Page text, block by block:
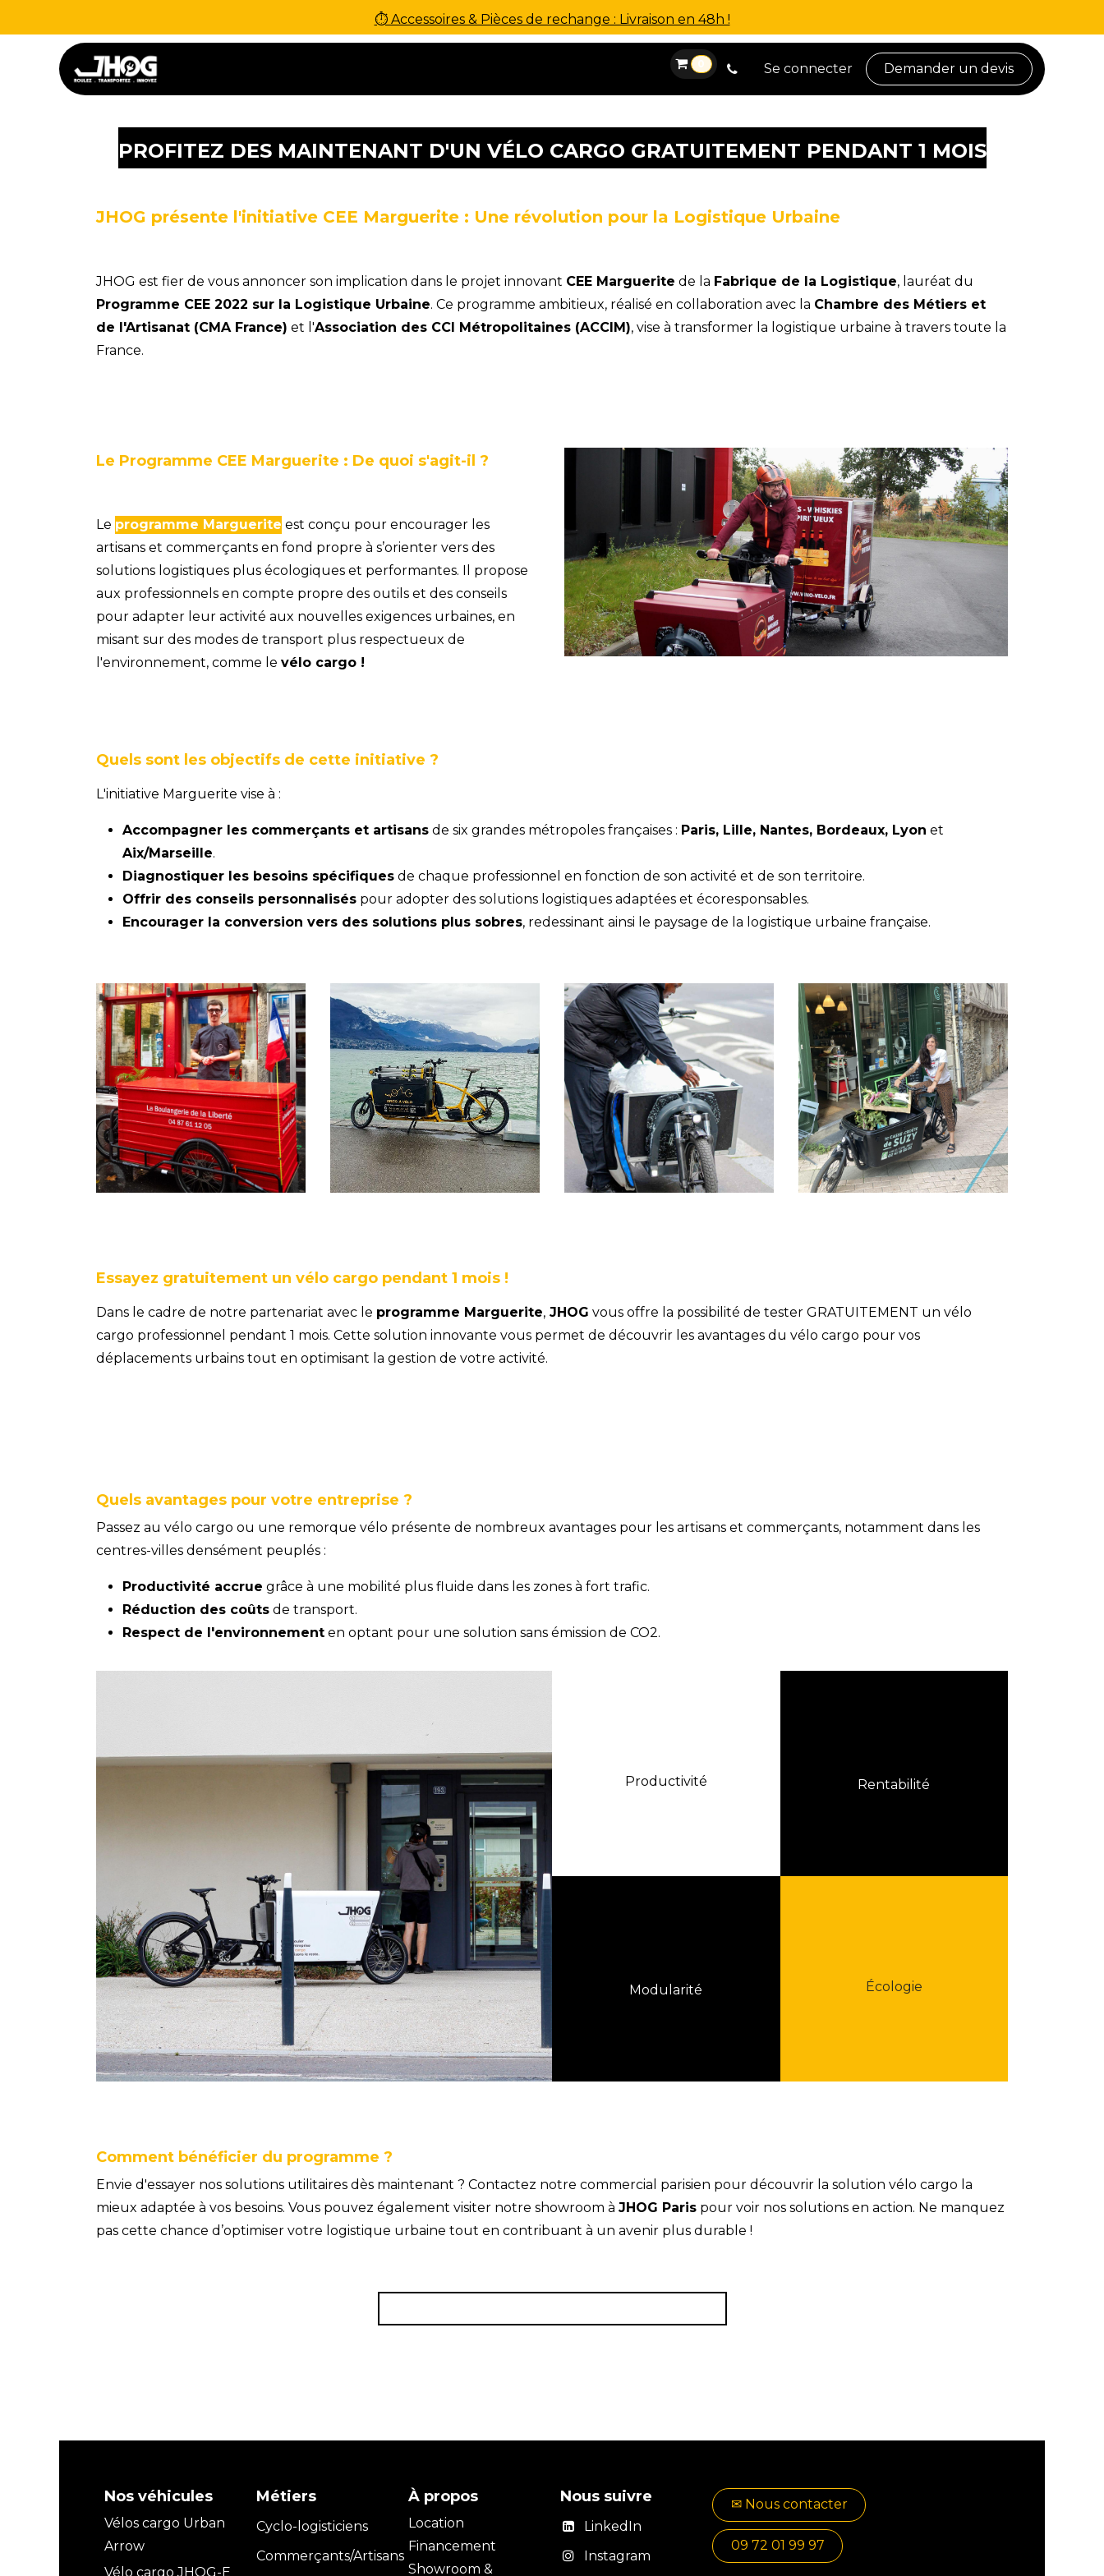
⏱ Accessoires & Pièces de rechange : Livraison en 48h !
Se rendre au contenu
0 Se connecter Demander un devis
PROFITEZ DES MAINTENANT D'UN VÉLO CARGO GRATUITEMENT PENDANT 1 MOIS
JHOG présente l'initiative CEE Marguerite : Une révolution pour la Logistique Urbaine
JHOG est fier de vous annoncer son implication dans le projet innovant CEE Marguerite de la Fabrique de la Logistique, lauréat du
Programme CEE 2022 sur la Logistique Urbaine. Ce programme ambitieux, réalisé en collaboration avec la Chambre des Métiers et
de l'Artisanat (CMA France) et l'Association des CCI Métropolitaines (ACCIM), vise à transformer la logistique urbaine à travers toute la
France.
Le Programme CEE Marguerite : De quoi s'agit-il ?
Le programme Marguerite est conçu pour encourager les
artisans et commerçants en fond propre à s’orienter vers des
solutions logistiques plus écologiques et performantes. Il propose
aux professionnels en compte propre des outils et des conseils
pour adapter leur activité aux nouvelles exigences urbaines, en
misant sur des modes de transport plus respectueux de
l'environnement, comme le vélo cargo !
Quels sont les objectifs de cette initiative ?
L'initiative Marguerite vise à :
Accompagner les commerçants et artisans de six grandes métropoles françaises : Paris, Lille, Nantes, Bordeaux, Lyon et
Aix/Marseille.
Diagnostiquer les besoins spécifiques de chaque professionnel en fonction de son activité et de son territoire.
Offrir des conseils personnalisés pour adopter des solutions logistiques adaptées et écoresponsables.
Encourager la conversion vers des solutions plus sobres, redessinant ainsi le paysage de la logistique urbaine française.
Essayez gratuitement un vélo cargo pendant 1 mois !
Dans le cadre de notre partenariat avec le programme Marguerite, JHOG vous offre la possibilité de tester GRATUITEMENT un vélo
cargo professionnel pendant 1 mois. Cette solution innovante vous permet de découvrir les avantages du vélo cargo pour vos
déplacements urbains tout en optimisant la gestion de votre activité.
Quels avantages pour votre entreprise ?
Passez au vélo cargo ou une remorque vélo présente de nombreux avantages pour les artisans et commerçants, notamment dans les
centres-villes densément peuplés :
Productivité accrue grâce à une mobilité plus fluide dans les zones à fort trafic.
Réduction des coûts de transport.
Respect de l'environnement en optant pour une solution sans émission de CO2.
Productivité
Modularité
Rentabilité
Écologie
Comment bénéficier du programme ?
Envie d'essayer nos solutions utilitaires dès maintenant ? Contactez notre commercial parisien pour découvrir la solution vélo cargo la
mieux adaptée à vos besoins. Vous pouvez également visiter notre showroom à JHOG Paris pour voir nos solutions en action. Ne manquez
pas cette chance d’optimiser votre logistique urbaine tout en contribuant à un avenir plus durable !
Nos véhicules
Vélos cargo Urban
Arrow
Vélo cargo JHOG-E
Métiers
Cyclo-logisticiens
Commerçants/Artisans
À propos
Location
Financement
Showroom &
Nous suivre
LinkedIn
Instagram
✉​​ No​​​​us contacter
09 72 01 99 97